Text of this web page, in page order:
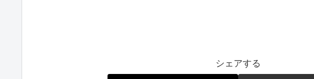
シェアする